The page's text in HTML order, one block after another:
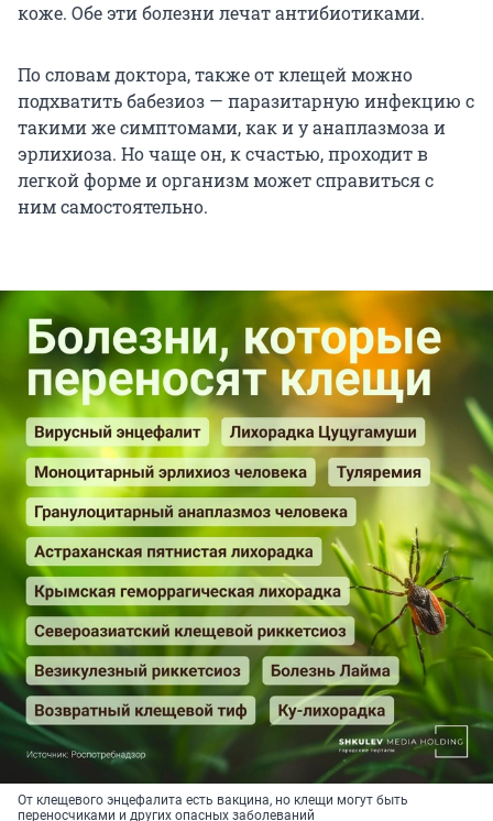
коже. Обе эти болезни лечат антибиотиками.
По словам доктора, также от клещей можно
подхватить бабезиоз — паразитарную инфекцию с
такими же симптомами, как и у анаплазмоза и
эрлихиоза. Но чаще он, к счастью, проходит в
легкой форме и организм может справиться с
ним самостоятельно.
От клещевого энцефалита есть вакцина, но клещи могут быть
переносчиками и других опасных заболеваний